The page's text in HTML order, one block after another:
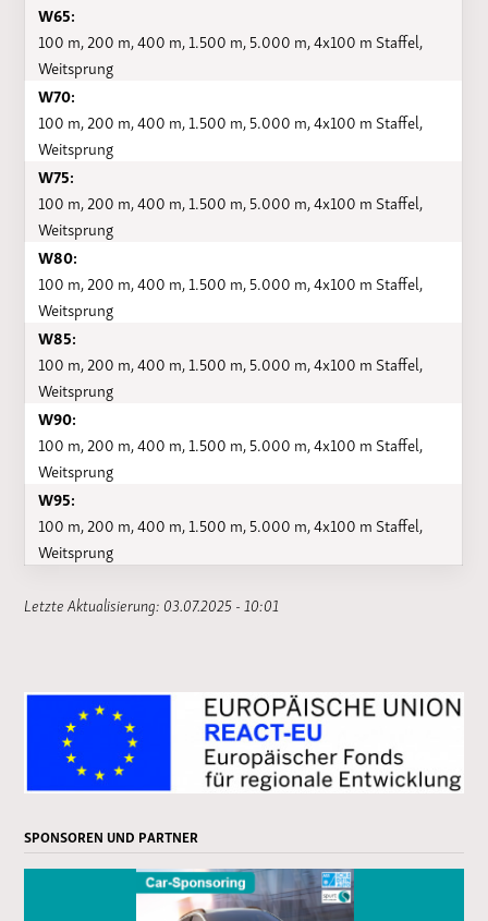
W65:
100 m, 200 m, 400 m, 1.500 m, 5.000 m, 4x100 m Staffel,
Weitsprung
W70:
100 m, 200 m, 400 m, 1.500 m, 5.000 m, 4x100 m Staffel,
Weitsprung
W75:
100 m, 200 m, 400 m, 1.500 m, 5.000 m, 4x100 m Staffel,
Weitsprung
W80:
100 m, 200 m, 400 m, 1.500 m, 5.000 m, 4x100 m Staffel,
Weitsprung
W85:
100 m, 200 m, 400 m, 1.500 m, 5.000 m, 4x100 m Staffel,
Weitsprung
W90:
100 m, 200 m, 400 m, 1.500 m, 5.000 m, 4x100 m Staffel,
Weitsprung
W95:
100 m, 200 m, 400 m, 1.500 m, 5.000 m, 4x100 m Staffel,
Weitsprung
Letzte Aktualisierung: 03.07.2025 - 10:01
SPONSOREN UND PARTNER